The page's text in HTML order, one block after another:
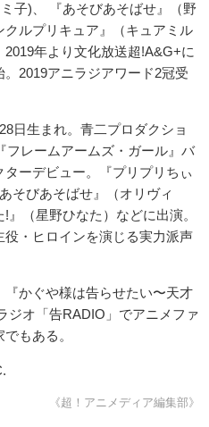
子)、 『あそびあそばせ』（野
ルプリキュア』（キュアミル
年より文化放送超!A&G+に
2019アニラジアワード2冠受
日生まれ。青二プロダクショ
フレームアームズ・ガール』バ
ーデビュー。『プリプリちぃ
そびあそばせ』（オリヴィ
（星野ひなた）などに出演。
・ヒロインを演じる実力派声
かぐや様は告らせたい〜天才
ジオ「告RADIO」でアニメファ
もある。
《超！アニメディア編集部》